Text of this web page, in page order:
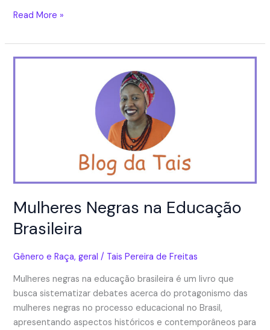
Depoimento
ou
Escuta
Read More »
Mulheres Negras na Educação
Brasileira
Gênero e Raça,geral / Tais Pereira de Freitas
Mulheres negras na educação brasileira é um livro que
busca sistematizar debates acerca do protagonismo das
mulheres negras no processo educacional no Brasil,
apresentando aspectos históricos e contemporâneos para